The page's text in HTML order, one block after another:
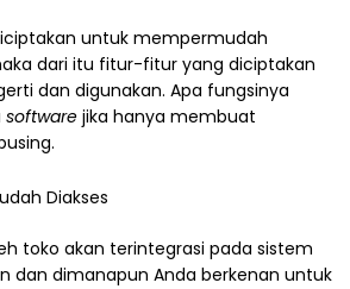
untuk mempermudah
dari itu fitur-fitur yang diciptakan
dan digunakan. Apa fungsinya
software jika hanya membuat
Diakses
toko akan terintegrasi pada sistem
dan dimanapun Anda berkenan untuk